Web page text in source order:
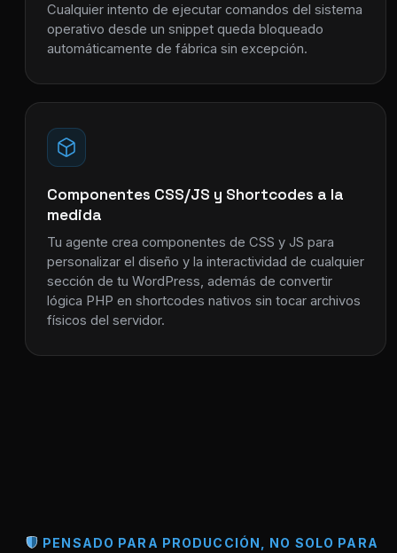
Cualquier intento de ejecutar comandos del sistema
operativo desde un snippet queda bloqueado
automáticamente de fábrica sin excepción.
Componentes CSS/JS y Shortcodes a la
medida
Tu agente crea componentes de CSS y JS para
personalizar el diseño y la interactividad de cualquier
sección de tu WordPress, además de convertir
lógica PHP en shortcodes nativos sin tocar archivos
físicos del servidor.
PENSADO PARA PRODUCCIÓN, NO SOLO PARA